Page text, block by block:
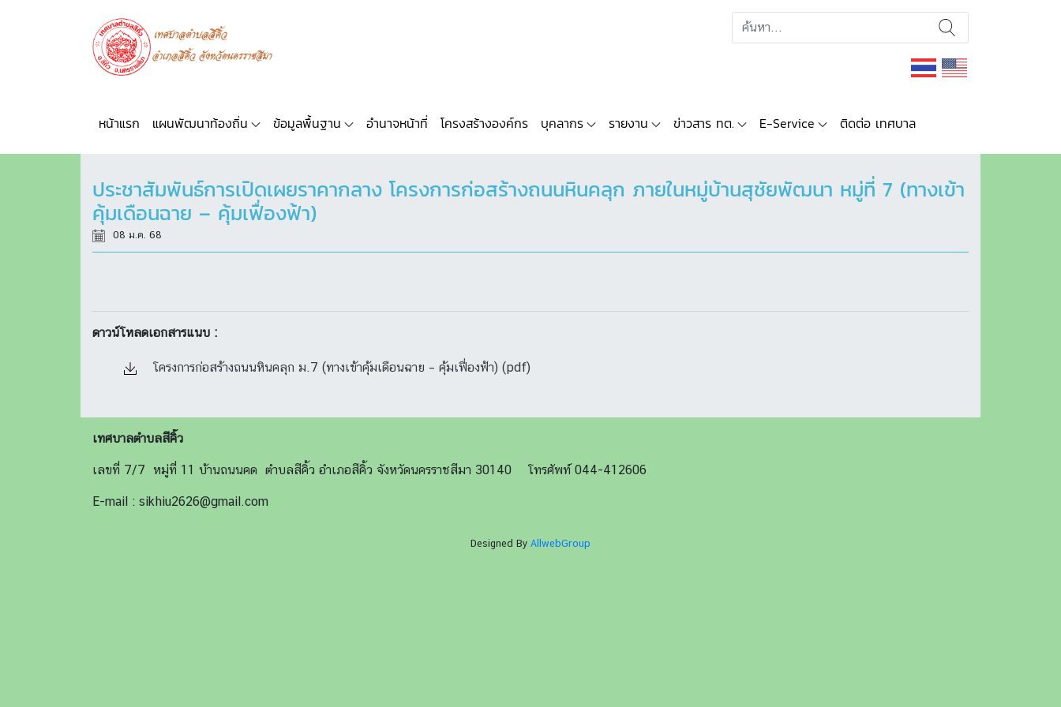
หน้าแรก แผนพัฒนาท้องถิ่น ข้อมูลพื้นฐาน อำนาจหน้าที่ โครงสร้างองค์กร บุคลากร รายงาน ข่าวสาร ทต. E-Service ติดต่อ เทศบาล
ประชาสัมพันธ์การเปิดเผยราคากลาง โครงการก่อสร้างถนนหินคลุก ภายในหมู่บ้านสุชัยพัฒนา หมู่ที่ 7 (ทางเข้า
คุ้มเดือนฉาย – คุ้มเฟื่องฟ้า)
08 ม.ค. 68
ดาวน์โหลดเอกสารแนบ :
โครงการก่อสร้างถนนหินคลุก ม.7 (ทางเข้าคุ้มเดือนฉาย – คุ้มเฟื่องฟ้า) (pdf)
เทศบาลตำบลสีคิ้ว
เลขที่ 7/7 หมู่ที่ 11 บ้านถนนคด ตำบลสีคิ้ว อำเภอสีคิ้ว จังหวัดนครราชสีมา 30140 โทรศัพท์ 044-412606
E-mail : sikhiu2626@gmail.com
Designed By AllwebGroup